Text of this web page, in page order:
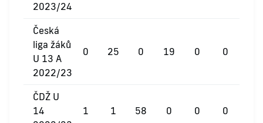
2023/24
Česká
liga žáků
U 13 A
2022/23
0 25 0 19 0 0
ČDŽ U
14
1 1 58 0 0 0